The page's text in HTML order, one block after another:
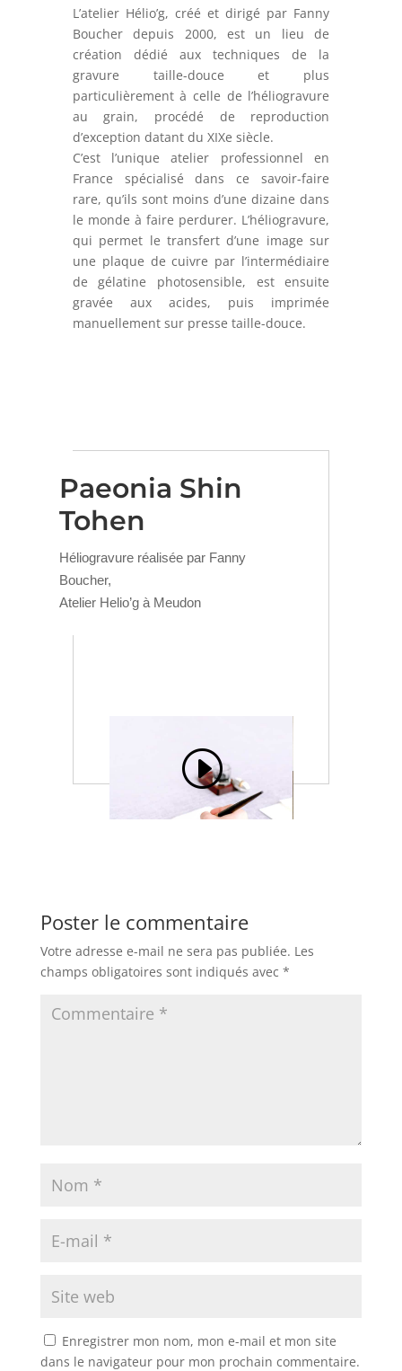
L’atelier Hélio’g, créé et dirigé par Fanny
Boucher depuis 2000, est un lieu de
création dédié aux techniques de la
gravure taille-douce et plus
particulièrement à celle de l’héliogravure
au grain, procédé de reproduction
d’exception datant du XIXe siècle.
C’est l’unique atelier professionnel en
France spécialisé dans ce savoir-faire
rare, qu’ils sont moins d’une dizaine dans
le monde à faire perdurer. L’héliogravure,
qui permet le transfert d’une image sur
une plaque de cuivre par l’intermédiaire
de gélatine photosensible, est ensuite
gravée aux acides, puis imprimée
manuellement sur presse taille-douce.
Paeonia Shin
Tohen
Héliogravure réalisée par Fanny
Boucher,
Atelier Helio’g à Meudon
Poster le commentaire
Votre adresse e-mail ne sera pas publiée. Les
champs obligatoires sont indiqués avec *
Enregistrer mon nom, mon e-mail et mon site
dans le navigateur pour mon prochain commentaire.